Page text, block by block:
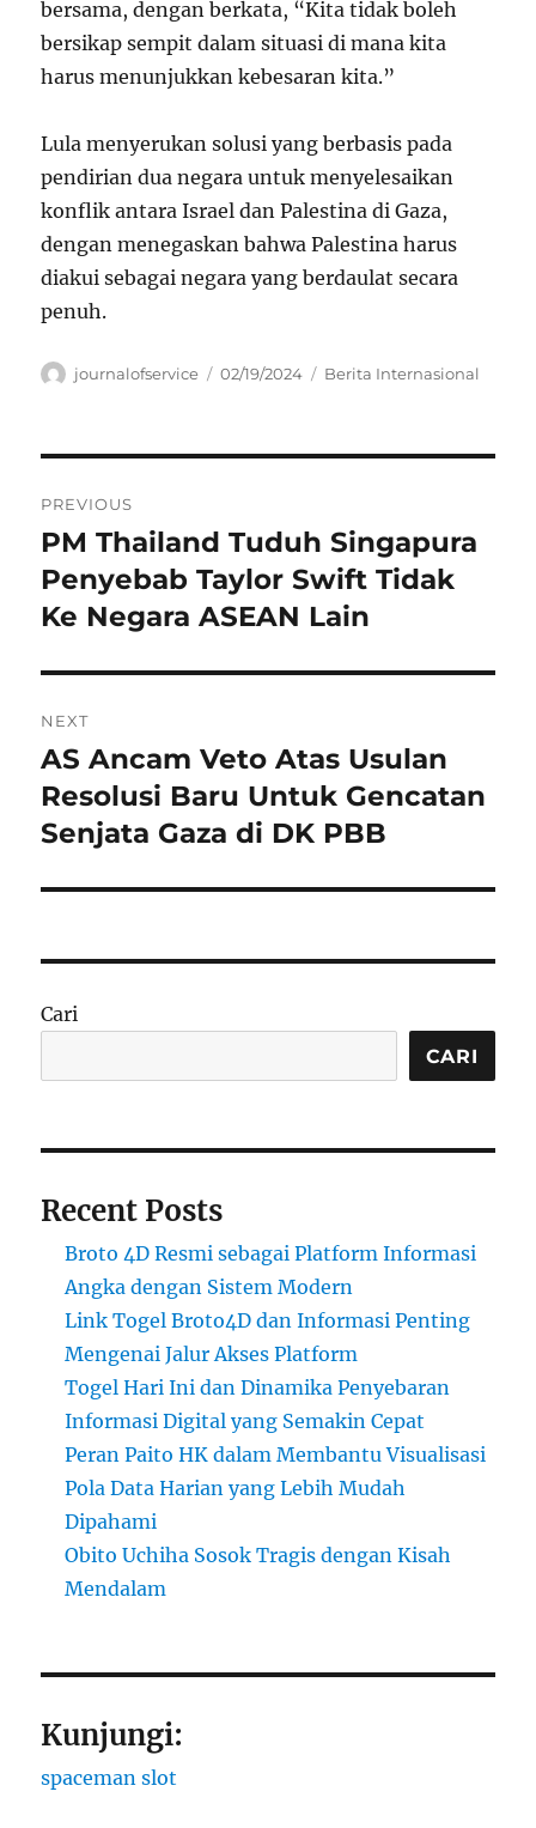
bersama, dengan berkata, “Kita tidak boleh
bersikap sempit dalam situasi di mana kita
harus menunjukkan kebesaran kita.”
Lula menyerukan solusi yang berbasis pada
pendirian dua negara untuk menyelesaikan
konflik antara Israel dan Palestina di Gaza,
dengan menegaskan bahwa Palestina harus
diakui sebagai negara yang berdaulat secara
penuh.
Author
journalofservice
Posted
02/19/2024 Categories
Berita Internasional
pos
PREVIOUS
Previous
post:
PM Thailand Tuduh Singapura
Penyebab Taylor Swift Tidak
Ke Negara ASEAN Lain
NEXT
Next
post:
AS Ancam Veto Atas Usulan
Resolusi Baru Untuk Gencatan
Senjata Gaza di DK PBB
Cari
CARI
Recent Posts
Broto 4D Resmi sebagai Platform Informasi
Angka dengan Sistem Modern
Link Togel Broto4D dan Informasi Penting
Mengenai Jalur Akses Platform
Togel Hari Ini dan Dinamika Penyebaran
Informasi Digital yang Semakin Cepat
Peran Paito HK dalam Membantu Visualisasi
Pola Data Harian yang Lebih Mudah
Dipahami
Obito Uchiha Sosok Tragis dengan Kisah
Mendalam
Kunjungi:
spaceman slot